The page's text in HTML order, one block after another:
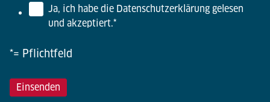
Ja, ich habe die Datenschutzerklärung gelesen
und akzeptiert.*
*= Pflichtfeld